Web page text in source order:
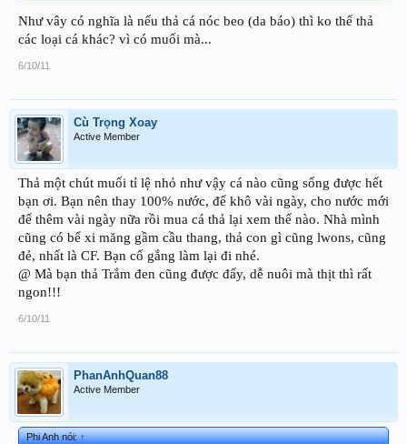
Như vây có nghĩa là nếu thả cá nóc beo (da báo) thì ko thể thả
các loại cá khác? vì có muối mà...
6/10/11
Cù Trọng Xoay
Active Member
Thả một chút muối tỉ lệ nhỏ như vậy cá nào cũng sống được hết
bạn ơi. Bạn nên thay 100% nước, để khô vài ngày, cho nước mới
để thêm vài ngày nữa rồi mua cá thả lại xem thế nào. Nhà mình
cũng có bể xi măng gầm cầu thang, thả con gì cũng lwons, cũng
đẻ, nhất là CF. Bạn cố gắng làm lại đi nhé.
@ Mà bạn thả Trắm đen cũng được đấy, dễ nuôi mà thịt thì rất
ngon!!!
6/10/11
PhanAnhQuan88
Active Member
Phi Anh nói:↑